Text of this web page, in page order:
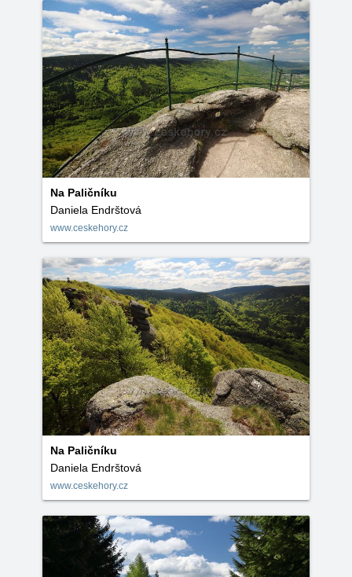
Na Paličníku
Daniela Endrštová
www.ceskehory.cz
Na Paličníku
Daniela Endrštová
www.ceskehory.cz